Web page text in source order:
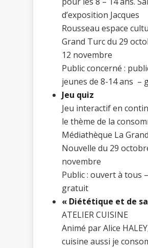
d’exposition Jacques
Rousseau espace
Grand Turc du 29
12 novembre
Public concerné :
jeunes de 8-14 ans –
Jeu quiz
Jeu interactif en
le thème de la
Médiathèque La
Nouvelle du 29
novembre
Public : ouvert à tous –
gratuit
« Diététique et de
ATELIER CUISINE
Animé par Alice
cuisine aussi je